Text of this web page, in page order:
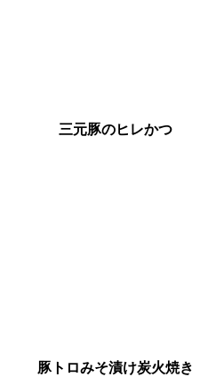
三元豚のヒレかつ
豚トロみそ漬け炭火焼き